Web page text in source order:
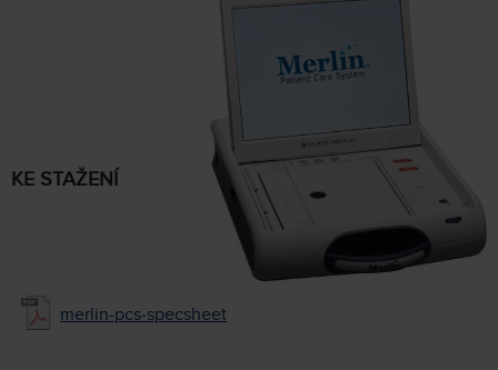
KE STAŽENÍ
merlin-pcs-specsheet